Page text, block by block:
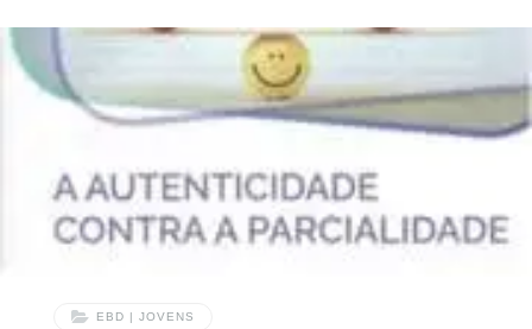
em Jesus Cristo precisa ser revelada mediante as
nossas ações. LEITURA SEMANAL SEGUNDA-FEIRA –
Hb 10.24 Fé, amor e boas obrasTERÇA-FEIRA – 1 Tm
6.17-19 Que os ricos façam o bemQUARTA-FEIRA – Tg
EBD | JOVENS